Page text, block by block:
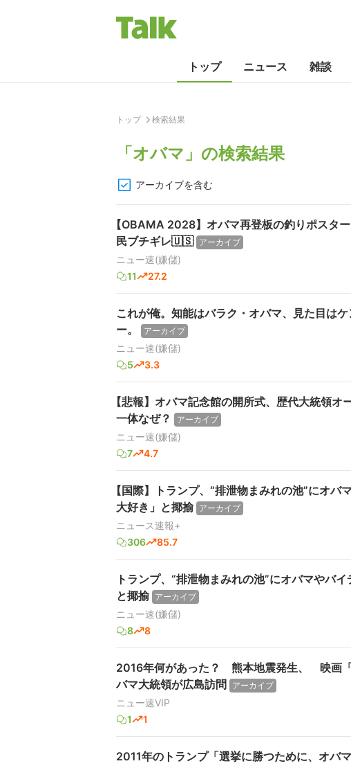
トップ ニュース 雑談
トップ 検索結果
「オバマ 」の検索結果
アーカイブを含む
【OBAMA 2028】オバマ再登板の釣りポスタ
民ブチギレ🇺🇸 アーカイブ
ニュー速(嫌儲)
11
27.2
これが俺。知能はバラク・オバマ、見た目は
ー。
アーカイブ
ニュー速(嫌儲)
5
3.3
【悲報】オバマ記念館の開所式、歴代大統領
一体なぜ？
アーカイブ
ニュー速(嫌儲)
7
4.7
【国際】トランプ、“排泄物まみれの池”にオ
大好き」と揶揄 アーカイブ
ニュース速報+
306
85.7
トランプ、“排泄物まみれの池”にオバマやバ
と揶揄 アーカイブ
ニュー速(嫌儲)
8
8
2016年何があった？ 熊本地震発生、 映画
バマ大統領が広島訪問
アーカイブ
ニュー速VIP
1
1
2011年のトランプ「選挙に勝つために、オバ